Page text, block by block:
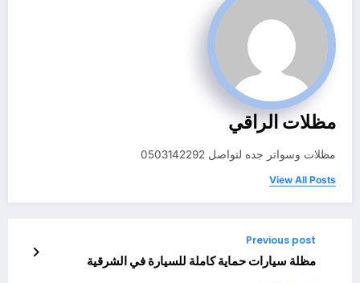
مظلات الراقي
مظلات وسواتر جده لتواصل 0503142292
View All Posts
Previous post
مظلة سيارات حماية كاملة للسيارة في الشرقية